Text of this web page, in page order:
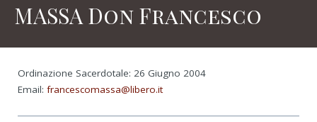
MASSA Don Francesco
Ordinazione Sacerdotale: 26 Giugno 2004
Email: francescomassa@libero.it